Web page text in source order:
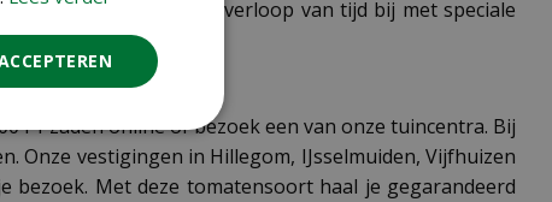
water en mest ze na verloop van tijd bij met speciale
F1 zaden online of bezoek een van onze tuincentra. Bij
Onze vestigingen in Hillegom, IJsselmuiden, Vijfhuizen
bezoek. Met deze tomatensoort haal je gegarandeerd